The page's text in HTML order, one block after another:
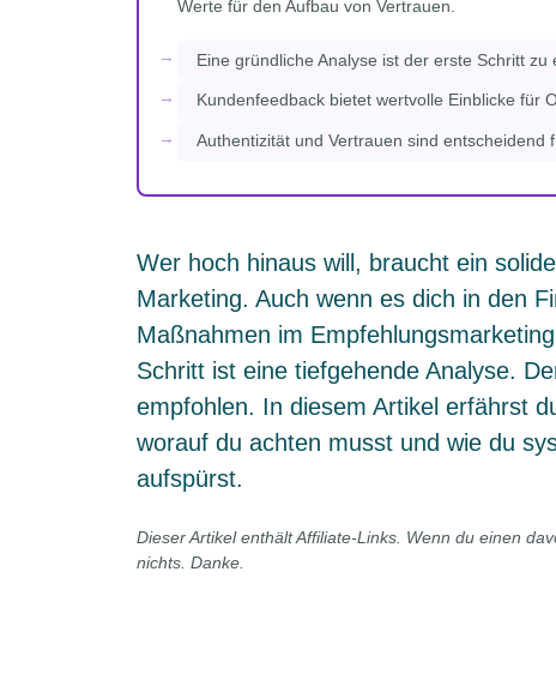
Werte für den Aufbau von Vertrauen.
Eine gründliche Analyse ist der erste Schritt zu
Kundenfeedback bietet wertvolle Einblicke für
Authentizität und Vertrauen sind entscheidend
Wer hoch hinaus will, braucht ein
Marketing. Auch wenn es dich in den
Maßnahmen im
Schritt ist eine tiefgehende Analyse.
empfohlen. In diesem Artikel erfährst
worauf du achten musst und wie du
aufspürst.
Dieser Artikel enthält Affiliate-Links. Wenn du einen
nichts. Danke.